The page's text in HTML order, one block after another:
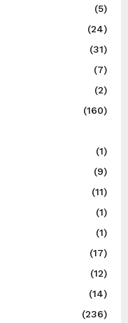
(5)
(24)
(31)
(7)
(2)
(160)
(1)
(9)
(11)
(1)
(1)
(17)
(12)
(14)
(236)